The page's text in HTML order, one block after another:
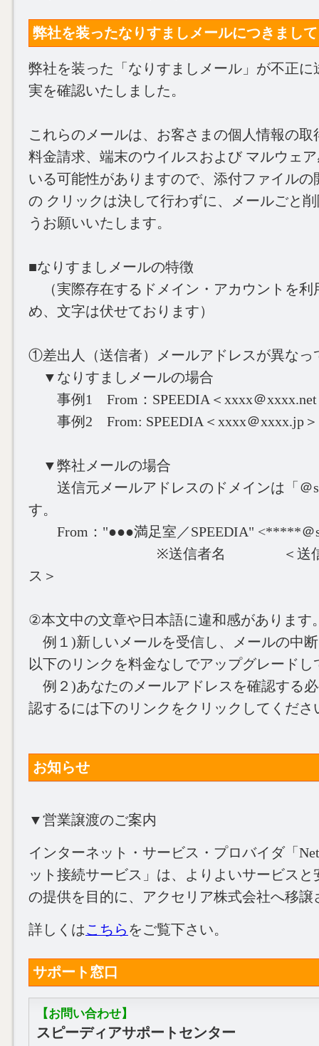
弊社を装ったなりすましメールにつきまして
弊社を装った「なりすましメール」が不正に
実を確認いたしました。
これらのメールは、お客さまの個人情報の取
料金請求、端末のウイルスおよび マルウェ
いる可能性がありますので、添付ファイルの
の クリックは決して行わずに、メールごと
うお願いいたします。
■なりすましメールの特徴
（実際存在するドメイン・アカウントを利
め、文字は伏せております）
①差出人（送信者）メールアドレスが異なっ
▼なりすましメールの場合
事例1 From：SPEEDIA＜xxxx＠xxxx.net
事例2 From: SPEEDIA＜xxxx＠xxxx.jp＞
▼弊社メールの場合
送信元メールアドレスのドメインは「＠
す。
From："●●●満足室／SPEEDIA" <*****＠
※送信者名 ＜送信元メ
ス＞
②本文中の文章や日本語に違和感があります
例１)新しいメールを受信し、メールの中
以下のリンクを料金なしでアップグレードし
例２)あなたのメールアドレスを確認する
認するには下のリンクをクリックしてくださ
お知らせ
▼営業譲渡のご案内
インターネット・サービス・プロバイダ「
ット接続サービス」は、よりよいサービス
の提供を目的に、アクセリア株式会社へ移譲
詳しくはこちら をご覧下さい。
サポート窓口
【お問い合わせ】
スピーディアサポートセンター